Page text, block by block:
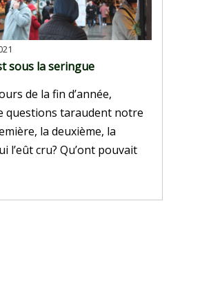
sous la seringue
de la fin d’année,
questions taraudent notre
la deuxième, la
l’eût cru? Qu’ont pouvait